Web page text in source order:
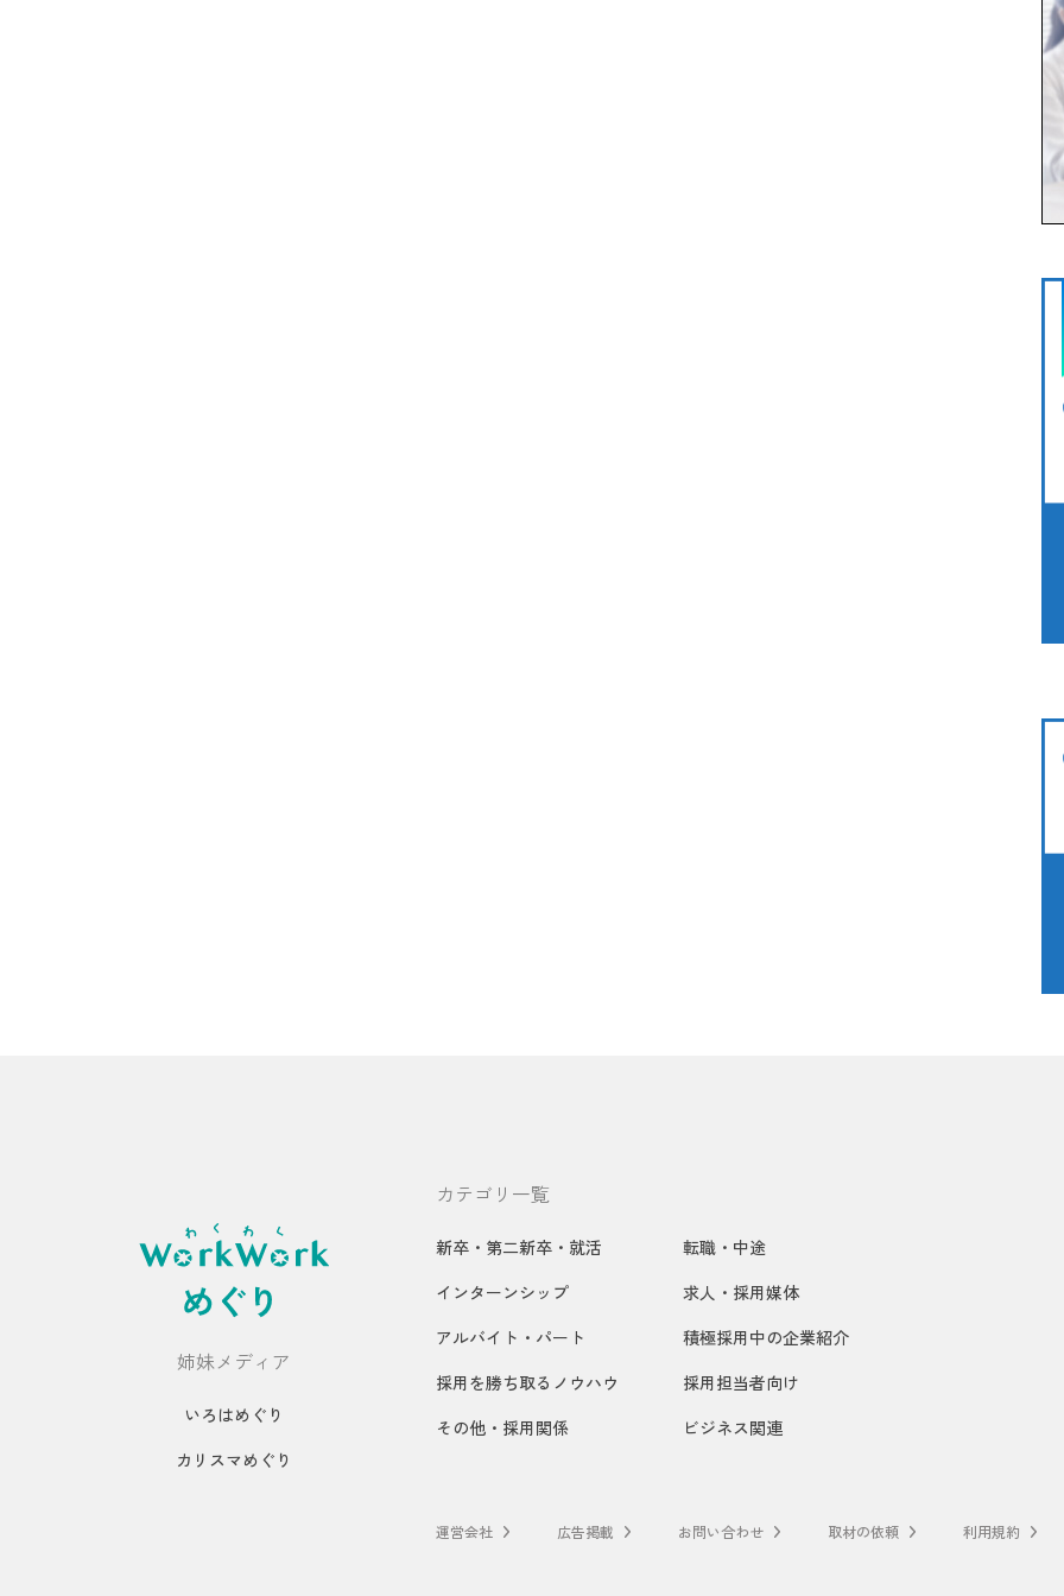
姉妹メディア
いろはめぐり
カリスマめぐり
カテゴリ一覧
新卒・第二新卒・就活
転職・中途
インターンシップ
求人・採用媒体
アルバイト・パート
積極採用中の企業紹介
採用を勝ち取るノウハウ
採用担当者向け
その他・採用関係
ビジネス関連
運営会社 広告掲載 お問い合わせ 取材の依頼 利用規約